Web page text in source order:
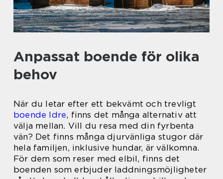
Anpassat boende för olika
behov
När du letar efter ett bekvämt och trevligt
boende Idre, finns det många alternativ att
välja mellan. Vill du resa med din fyrbenta
vän? Det finns många djurvänliga stugor där
hela familjen, inklusive hundar, är välkomna.
För dem som reser med elbil, finns det
boenden som erbjuder laddningsmöjligheter